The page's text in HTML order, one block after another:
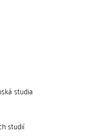
studia
studií